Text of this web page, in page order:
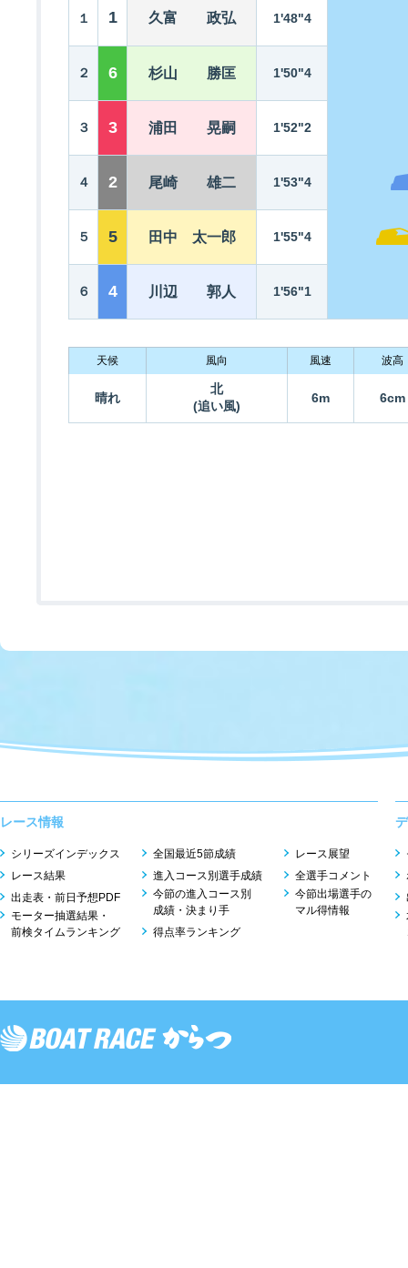
今節出場選手のマル得情報
１ 1 久富 政弘 1'48"4
２ 6 杉山 勝匡 1'50"4
３ 3 浦田 晃嗣 1'52"2
４ 2 尾崎 雄二 1'53"4
５ 5 田中 太一郎 1'55"4
６ 4 川辺 郭人 1'56"1
天候 風向 風速 波高
晴れ
北
(追い風)
6m 6cm
レース情報
シリーズインデックス
レース結果
出走表・前日予想PDF
モーター抽選結果・
前検タイムランキング
全国最近5節成績
進入コース別選手成績
今節の進入コース別
成績・決まり手
得点率ランキング
レース展望
全選手コメント
今節出場選手の
マル得情報